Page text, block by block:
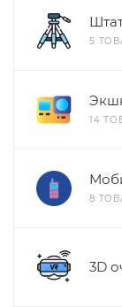
5
14
8
3D